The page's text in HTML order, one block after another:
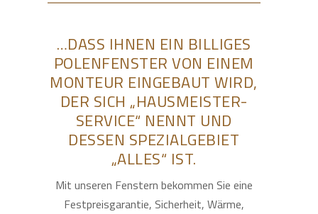
…DASS IHNEN EIN BILLIGES
POLENFENSTER VON EINEM
MONTEUR EINGEBAUT WIRD,
DER SICH „HAUSMEISTER-
SERVICE“ NENNT UND
DESSEN SPEZIALGEBIET
„ALLES“ IST.
Mit unseren Fenstern bekommen Sie eine
Festpreisgarantie, Sicherheit, Wärme,